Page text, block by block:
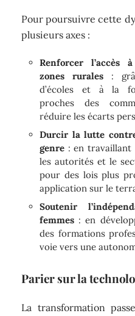
Pour poursuivre cette
plusieurs axes :
Renforcer l’accès
zones rurales :
d’écoles et à la
proches des
réduire les écarts
Durcir la lutte
genre : en travaillant
les autorités et le
pour des lois plus
application sur le
Soutenir
femmes : en
des formations
voie vers une
Parier sur la
La transformation